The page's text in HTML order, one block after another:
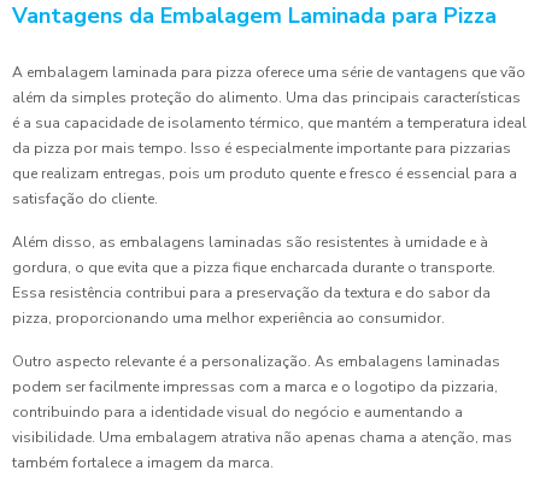
Vantagens da Embalagem Laminada para Pizza
A embalagem laminada para pizza oferece uma série de vantagens que vão
além da simples proteção do alimento. Uma das principais características
é a sua capacidade de isolamento térmico, que mantém a temperatura ideal
da pizza por mais tempo. Isso é especialmente importante para pizzarias
que realizam entregas, pois um produto quente e fresco é essencial para a
satisfação do cliente.
Além disso, as embalagens laminadas são resistentes à umidade e à
gordura, o que evita que a pizza fique encharcada durante o transporte.
Essa resistência contribui para a preservação da textura e do sabor da
pizza, proporcionando uma melhor experiência ao consumidor.
Outro aspecto relevante é a personalização. As embalagens laminadas
podem ser facilmente impressas com a marca e o logotipo da pizzaria,
contribuindo para a identidade visual do negócio e aumentando a
visibilidade. Uma embalagem atrativa não apenas chama a atenção, mas
também fortalece a imagem da marca.